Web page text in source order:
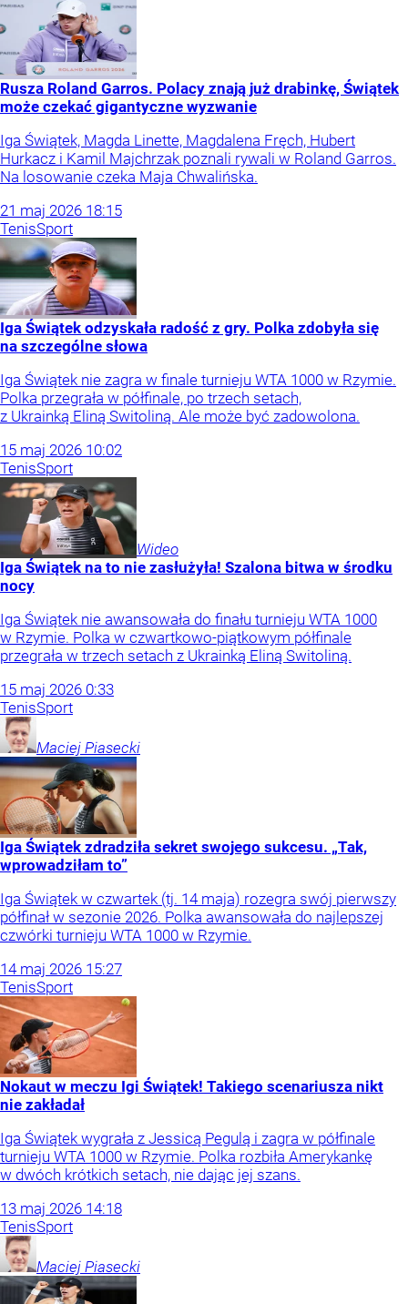
Rusza Roland Garros. Polacy znają już drabinkę, Świątek
może czekać gigantyczne wyzwanie
Iga Świątek, Magda Linette, Magdalena Fręch, Hubert
Hurkacz i Kamil Majchrzak poznali rywali w Roland Garros.
Na losowanie czeka Maja Chwalińska.
21 maj 2026 18:15
TenisSport
Iga Świątek odzyskała radość z gry. Polka zdobyła się
na szczególne słowa
Iga Świątek nie zagra w finale turnieju WTA 1000 w Rzymie.
Polka przegrała w półfinale, po trzech setach,
z Ukrainką Eliną Switoliną. Ale może być zadowolona.
15 maj 2026 10:02
TenisSport
Wideo
Iga Świątek na to nie zasłużyła! Szalona bitwa w środku
nocy
Iga Świątek nie awansowała do finału turnieju WTA 1000
w Rzymie. Polka w czwartkowo-piątkowym półfinale
przegrała w trzech setach z Ukrainką Eliną Switoliną.
15 maj 2026 0:33
TenisSport
Maciej Piasecki
Iga Świątek zdradziła sekret swojego sukcesu. „Tak,
wprowadziłam to”
Iga Świątek w czwartek (tj. 14 maja) rozegra swój pierwszy
półfinał w sezonie 2026. Polka awansowała do najlepszej
czwórki turnieju WTA 1000 w Rzymie.
14 maj 2026 15:27
TenisSport
Nokaut w meczu Igi Świątek! Takiego scenariusza nikt
nie zakładał
Iga Świątek wygrała z Jessicą Pegulą i zagra w półfinale
turnieju WTA 1000 w Rzymie. Polka rozbiła Amerykankę
w dwóch krótkich setach, nie dając jej szans.
13 maj 2026 14:18
TenisSport
Maciej Piasecki